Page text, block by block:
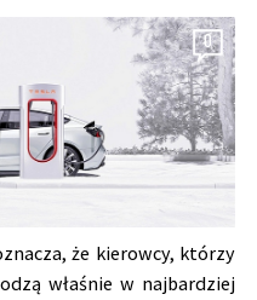
0
że kierowcy, którzy
właśnie w najbardziej